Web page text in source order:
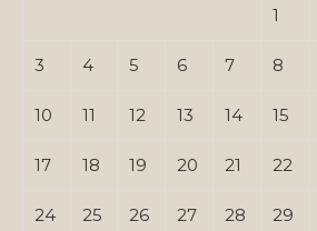
1
3 4 5 6 7 8
10 11 12 13 14 15
17 18 19 20 21 22
24 25 26 27 28 29